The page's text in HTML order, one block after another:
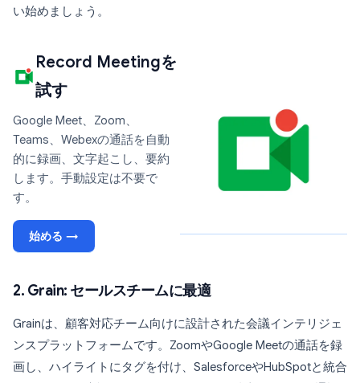
い始めましょう。
Record Meetingを
試す
Google Meet、Zoom、
Teams、Webexの通話を自動
的に録画、文字起こし、要約
します。手動設定は不要で
す。
始める →
2. Grain: セールスチームに最適
Grainは、顧客対応チーム向けに設計された会議インテリジェ
ンスプラットフォームです。ZoomやGoogle Meetの通話を録
画し、ハイライトにタグを付け、SalesforceやHubSpotと統合